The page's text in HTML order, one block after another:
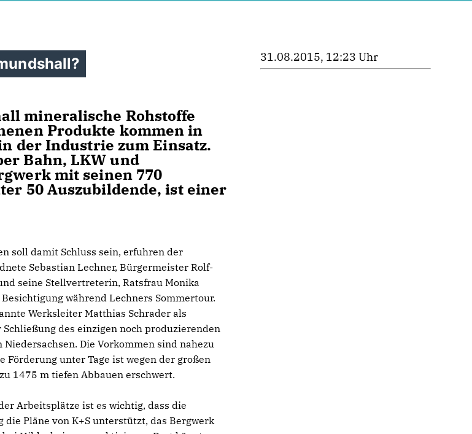
mineralische Rohstoffe
Produkte kommen in
der Industrie zum Einsatz.
Bahn, LKW und
mit seinen 770
50 Auszubildende, ist einer
soll damit Schluss sein, erfuhren der
Sebastian Lechner, Bürgermeister Rolf-
seine Stellvertreterin, Ratsfrau Monika
während Lechners Sommertour.
Werksleiter Matthias Schrader als
des einzigen noch produzierenden
Die Vorkommen sind nahezu
Förderung unter Tage ist wegen der großen
1475 m tiefen Abbauen erschwert.
Arbeitsplätze ist es wichtig, dass die
die Pläne von K+S unterstützt, das Bergwerk
31.08.2015, 12:23 Uhr